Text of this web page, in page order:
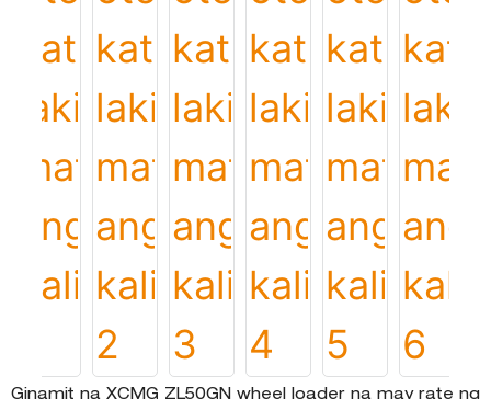
Ginamit na XCMG ZL50GN wheel loader na may rate ng